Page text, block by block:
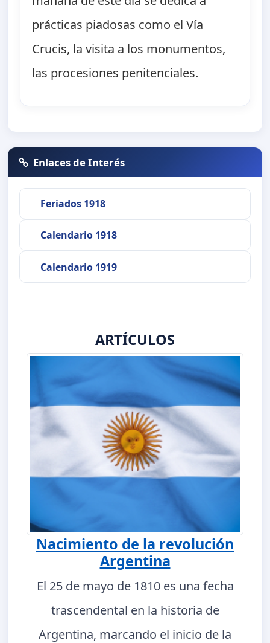
prácticas piadosas como el Vía
Crucis, la visita a los monumentos,
las procesiones penitenciales.
Enlaces de Interés
Feriados 1918
Calendario 1918
Calendario 1919
ARTÍCULOS
Nacimiento de la revolución
Argentina
El 25 de mayo de 1810 es una fecha
trascendental en la historia de
Argentina, marcando el inicio de la